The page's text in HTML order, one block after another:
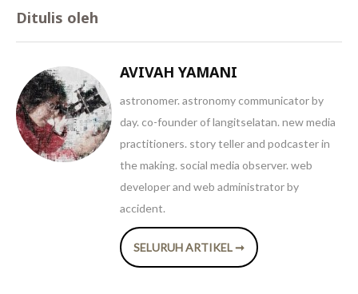
Ditulis oleh
AVIVAH YAMANI
astronomer. astronomy communicator by
day. co-founder of langitselatan. new media
practitioners. story teller and podcaster in
the making. social media observer. web
developer and web administrator by
accident.
SELURUH ARTIKEL ➞